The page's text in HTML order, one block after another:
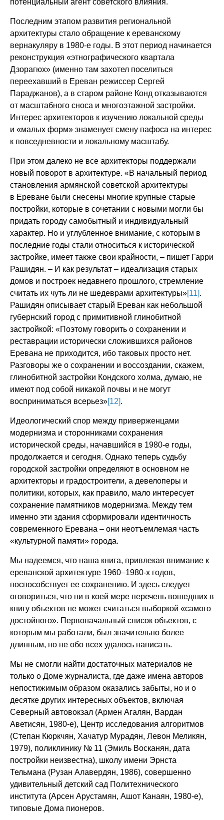
потенциальный агент советского влияния.
Последним этапом развития региональной
архитектуры стало обращение к ереванскому
вернакуляру в 1980-е годы. В этот период начинается
реконструкция «этнографического квартала
Дзорагюх» (именно там захотел поселиться
переехавший в Ереван режиссер Сергей
Параджанов), а в старом районе Конд отказываются
от масштабного сноса и многоэтажной застройки.
Интерес архитекторов к изучению локальной среды
и «малых форм» знаменует смену пафоса на интерес
к повседневности и локальному масштабу.
При этом далеко не все архитекторы поддержали
новый поворот в архитектуре. «В начальный период
становления армянской советской архитектуры
в Ереване были снесены многие крупные старые
постройки, которые в сочетании с новыми могли бы
придать городу самобытный и индивидуальный
характер. Но и углубленное внимание, с которым в
последние годы стали относиться к исторической
застройке, имеет также свои крайности, – пишет Гарри
Рашидян. – И как результат – идеализация старых
домов и построек недавнего прошлого, стремление
считать их чуть ли не шедеврами архитектуры»[11].
Рашидян описывает старый Ереван как небольшой
губернский город с примитивной глинобитной
застройкой: «Поэтому говорить о сохранении и
реставрации исторически сложившихся районов
Еревана не приходится, ибо таковых просто нет.
Разговоры же о сохранении и воссоздании, скажем,
глинобитной застройки Кондского холма, думаю, не
имеют под собой никакой почвы и не могут
восприниматься всерьез»[12].
Идеологический спор между приверженцами
модернизма и сторонниками сохранения
исторической среды, начавшийся в 1980-е годы,
продолжается и сегодня. Однако теперь судьбу
городской застройки определяют в основном не
архитекторы и градостроители, а девелоперы и
политики, которых, как правило, мало интересует
сохранение памятников модернизма. Между тем
именно эти здания сформировали идентичность
современного Еревана – они неотъемлемая часть
«культурной памяти» города.
Мы надеемся, что наша книга, привлекая внимание к
ереванской архитектуре 1960–1980-х годов,
поспособствует ее сохранению. И здесь следует
оговориться, что ни в коей мере перечень вошедших в
книгу объектов не может считаться выборкой «самого
достойного». Первоначальный список объектов, с
которым мы работали, был значительно более
длинным, но не обо всех удалось написать.
Мы не смогли найти достаточных материалов не
только о Доме журналиста, где даже имена авторов
непостижимым образом оказались забыты, но и о
десятке других интересных объектов, включая
Северный автовокзал (Армен Агалян, Вардан
Аветисян, 1980-е), Центр исследования алгоритмов
(Степан Кюркчян, Хачатур Мурадян, Левон Меликян,
1979), поликлинику № 11 (Эмиль Восканян, дата
постройки неизвестна), школу имени Эрнста
Тельмана (Рузан Алавердян, 1986), совершенно
удивительный детский сад Политехнического
института (Арсен Арустамян, Ашот Канаян, 1980-е),
типовые Дома пионеров.